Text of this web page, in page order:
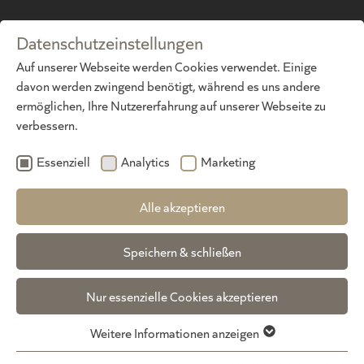
Datenschutzeinstellungen
Auf unserer Webseite werden Cookies verwendet. Einige
davon werden zwingend benötigt, während es uns andere
ermöglichen, Ihre Nutzererfahrung auf unserer Webseite zu
verbessern.
Essenziell Analytics Marketing
Alle akzeptieren
Speichern & schließen
Nur essenzielle Cookies akzeptieren
Weitere Informationen anzeigen
DE·EN